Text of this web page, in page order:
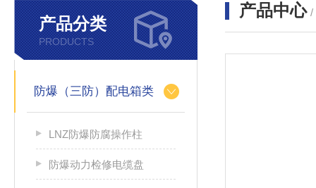
产品分类
PRODUCTS
防爆（三防）配电箱类
LNZ防爆防腐操作柱
防爆动力检修电缆盘
产品中心 /